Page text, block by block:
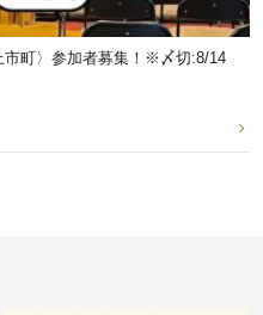
市町〉参加者募集！※〆切:8/14